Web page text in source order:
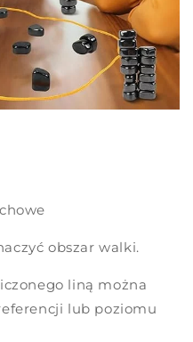
obszar walki.
liną można
lub poziomu